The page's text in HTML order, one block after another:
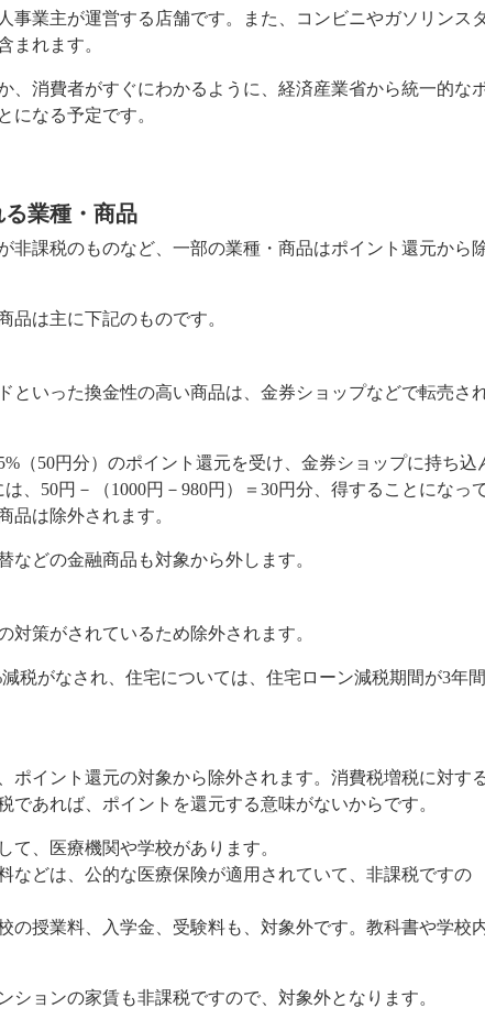
事業主が運営する店舗です。また、コンビニやガソリンス
まれます。
、消費者がすぐにわかるように、経済産業省から統一的な
になる予定です。
業種・商品
非課税のものなど、一部の業種・商品はポイント還元から
品は主に下記のものです。
といった換金性の高い商品は、金券ショップなどで転売さ
（50円分）のポイント還元を受け、金券ショップに持ち込
、50円－（1000円－980円）＝30円分、得することになっ
品は除外されます。
などの金融商品も対象から外します。
策がされているため除外されます。
税がなされ、住宅については、住宅ローン減税期間が3年間
ポイント還元の対象から除外されます。消費税増税に対す
であれば、ポイントを還元する意味がないからです。
て、医療機関や学校があります。
などは、公的な医療保険が適用されていて、非課税ですの
の授業料、入学金、受験料も、対象外です。教科書や学校
ションの家賃も非課税ですので、対象外となります。